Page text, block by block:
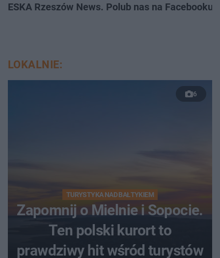
ESKA Rzeszów News. Polub nas na Facebooku!
LOKALNIE:
6
TURYSTYKA NAD BAŁTYKIEM
Zapomnij o Mielnie i Sopocie.
Ten polski kurort to
prawdziwy hit wśród turystów